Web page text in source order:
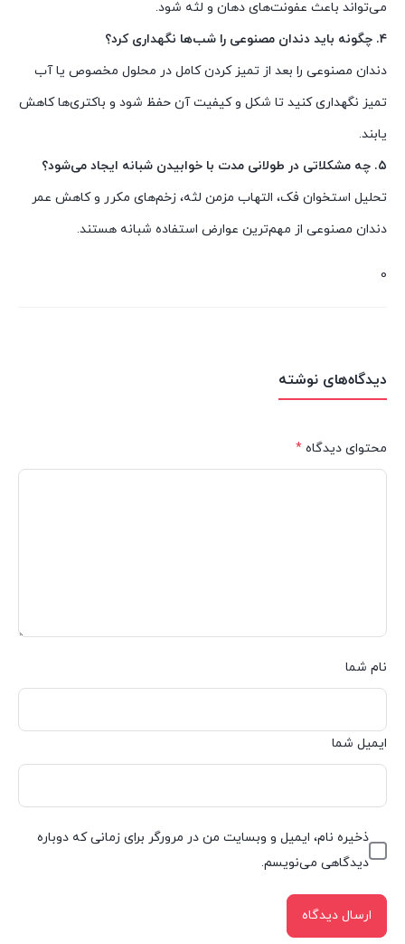
می‌تواند باعث عفونت‌های دهان و لثه شود.
۴. چگونه باید دندان مصنوعی را شب‌ها نگهداری کرد؟
دندان مصنوعی را بعد از تمیز کردن کامل در محلول مخصوص یا آب
تمیز نگهداری کنید تا شکل و کیفیت آن حفظ شود و باکتری‌ها کاهش
یابند.
۵. چه مشکلاتی در طولانی مدت با خوابیدن شبانه ایجاد می‌شود؟
تحلیل استخوان فک، التهاب مزمن لثه، زخم‌های مکرر و کاهش عمر
دندان مصنوعی از مهم‌ترین عوارض استفاده شبانه هستند.
0
دیدگاه‌های نوشته
محتوای دیدگاه *
نام شما
ایمیل شما
ذخیره نام، ایمیل و وبسایت من در مرورگر برای زمانی که دوباره
دیدگاهی می‌نویسم.